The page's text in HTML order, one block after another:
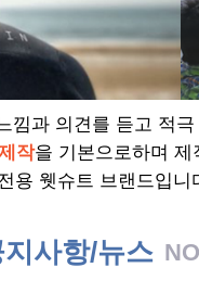
낌과 의견를 듣고 적
작을 기본으로하며
용 웻슈트 브랜드입니
지사항/뉴스